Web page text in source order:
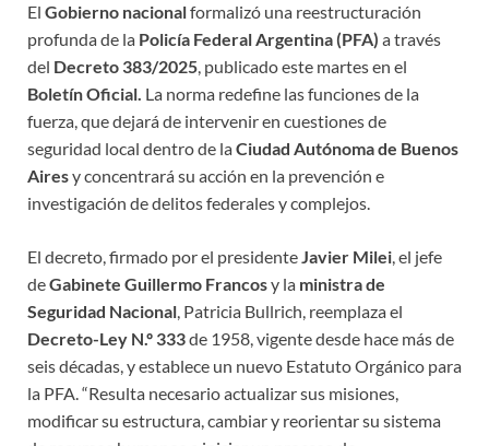
El Gobierno nacionalformalizó una reestructuración
profunda de la Policía Federal Argentina (PFA) a través
del Decreto 383/2025, publicado este martes en el
Boletín Oficial. La norma redefine las funciones de la
fuerza, que dejará de intervenir en cuestiones de
seguridad local dentro de laCiudad Autónoma de Buenos
Airesy concentrará su acción en la prevención e
investigación de delitos federales y complejos.
El decreto, firmado por el presidenteJavier Milei, el jefe
deGabinete Guillermo Francosy la ministra de
Seguridad Nacional, Patricia Bullrich, reemplaza el
Decreto-Ley N.º 333de 1958, vigente desde hace más de
seis décadas, y establece un nuevo Estatuto Orgánico para
la PFA. “Resulta necesario actualizar sus misiones,
modificar su estructura, cambiar y reorientar su sistema